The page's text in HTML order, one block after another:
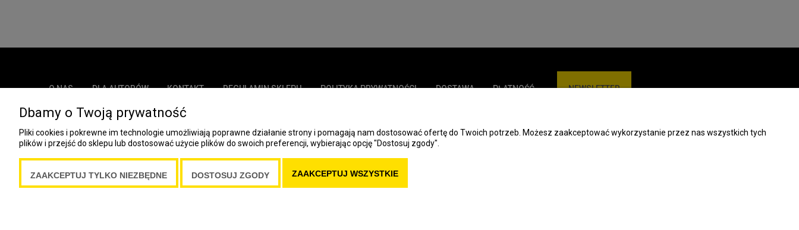
O NAS DLA AUTORÓW KONTAKT REGULAMIN SKLEPU POLITYKA PRYWATNOŚCI DOSTAWA PŁATNOŚĆ NEWSLETTER
COOKIES
Spółdzielnia Wydawnicza „Czytelnik”
ul. Wiejska 12A
00-490 Warszawa
Copyright Spółdzielnia Wydawnicza „Czytelnik” 2019
Dbamy o Twoją prywatność
Pliki cookies i pokrewne im technologie umożliwiają poprawne działanie strony i pomagają nam dostosować ofertę do Twoich potrzeb. Możesz zaakceptować wykorzystanie przez nas wszystkich tych
plików i przejść do sklepu lub dostosować użycie plików do swoich preferencji, wybierając opcję "Dostosuj zgody".
ZAAKCEPTUJ TYLKO NIEZBĘDNE DOSTOSUJ ZGODY ZAAKCEPTUJ WSZYSTKIE